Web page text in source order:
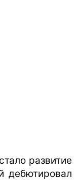
развитие
дебютировал